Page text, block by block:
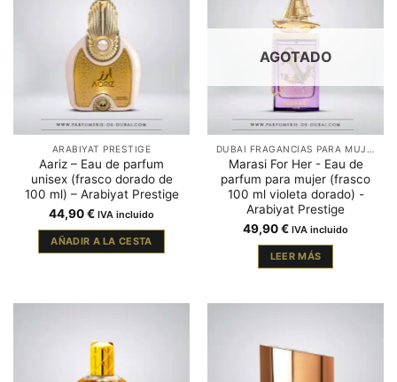
ARABIYAT PRESTIGE
Aariz – Eau de parfum
unisex (frasco dorado de
100 ml) – Arabiyat Prestige
44,90€ IVA incluido
AÑADIR A LA CESTA
AGOTADO
DUBAI FRAGANCIAS PARA MUJER
Marasi For Her - Eau de
parfum para mujer (frasco
100 ml violeta dorado) -
Arabiyat Prestige
49,90€ IVA incluido
LEER MÁS